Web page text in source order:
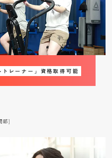
部]
レーナー」資格取得可能